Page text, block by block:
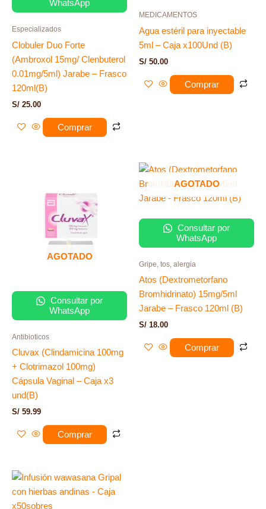
WhatsApp
Especializados
Clobuler Duo Forte
(Ambroxol 15mg/ Clenbuterol
0.01mg/5ml) Jarabe – Frasco
120ml(B)
S/ 25.00
Comprar
MEDICAMENTOS
Agua estéril para inyectable
5ml – Caja x100Und (B)
S/ 50.00
Comprar
AGOTADO
Consultar por
WhatsApp
Antibioticos
Cluvax (Clindamicina 100mg
+ Clotrimazol 100mg)
Cápsula Vaginal – Caja x3
und(B)
S/ 59.99
Comprar
AGOTADO
Consultar por
WhatsApp
Gripe, tos, alergia
Atos (Dextrometorfano
Bromhidrinato) 15mg/5ml
Jarabe – Frasco 120ml (B)
S/ 18.00
Comprar